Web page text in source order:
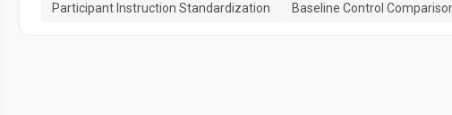
Participant Instruction Standardization
Baseline Control